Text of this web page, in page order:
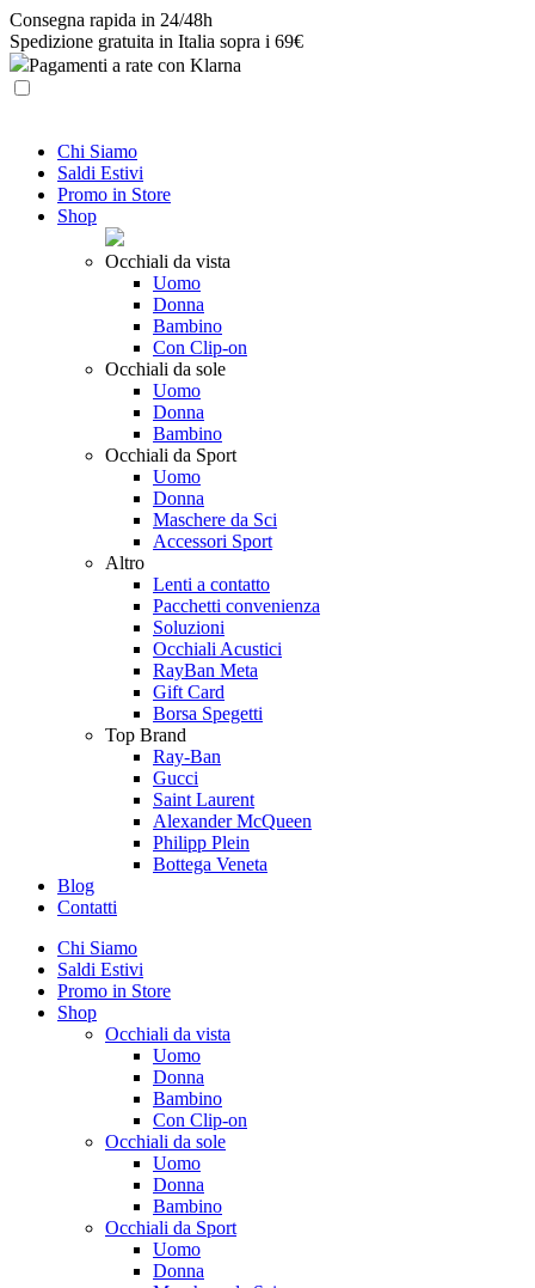
Skip
to
content
Consegna rapida in 24/48h
Spedizione gratuita in Italia sopra i 69€
Pagamenti a rate con Klarna
Chi Siamo
Saldi Estivi
Promo in Store
Shop
Occhiali da vista
Uomo
Donna
Bambino
Con Clip-on
Occhiali da sole
Uomo
Donna
Bambino
Occhiali da Sport
Uomo
Donna
Maschere da Sci
Accessori Sport
Altro
Lenti a contatto
Pacchetti convenienza
Soluzioni
Occhiali Acustici
RayBan Meta
Gift Card
Borsa Spegetti
Top Brand
Ray-Ban
Gucci
Saint Laurent
Alexander McQueen
Philipp Plein
Bottega Veneta
Blog
Contatti
Chi Siamo
Saldi Estivi
Promo in Store
Shop
Occhiali da vista
Uomo
Donna
Bambino
Con Clip-on
Occhiali da sole
Uomo
Donna
Bambino
Occhiali da Sport
Uomo
Donna